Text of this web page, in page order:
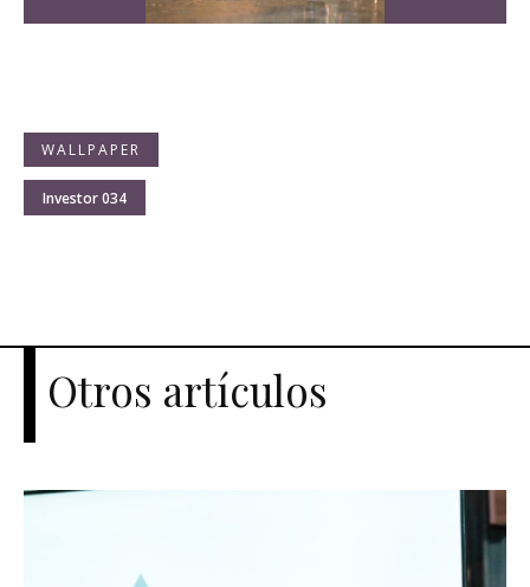
WALLPAPER
Investor 034
Otros artículos